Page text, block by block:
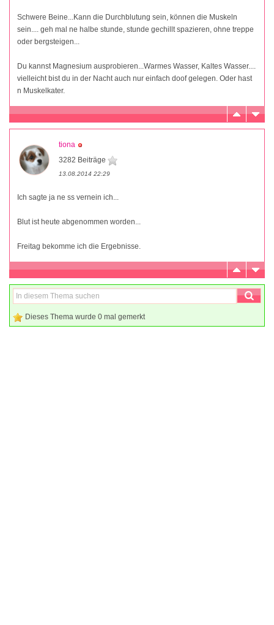
Schwere Beine...Kann die Durchblutung sein, können die Muskeln
sein.... geh mal ne halbe stunde, stunde gechillt spazieren, ohne treppe
oder bergsteigen...
Du kannst Magnesium ausprobieren...Warmes Wasser, Kaltes Wasser....
vielleicht bist du in der Nacht auch nur einfach doof gelegen. Oder hast
n Muskelkater.
tiona
3282 Beiträge
13.08.2014 22:29
Ich sagte ja ne ss vernein ich...
Blut ist heute abgenommen worden...
Freitag bekomme ich die Ergebnisse.
Dieses Thema wurde 0 mal gemerkt